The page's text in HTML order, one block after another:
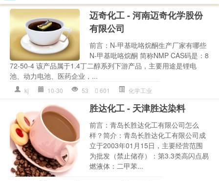
迈奇化工 - 河南迈奇化学股份
有限公司
前言：N-甲基吡咯烷酮生产厂家有哪些
N-甲基吡咯烷酮 简称NMP CAS码是：8
72-50-4 该产品属于1.4丁二醇系列下游产品，主要用途是锂电
池、动力电池、医药企业，...
kj 10-30 53 601 化学工业
胜达化工 - 天津胜达染料
前言：青岛长胜达化工有限公司怎么
样？简介：青岛长胜达化工有限公司成
立于2003年01月15日，主要经营范围
为批发（禁止储存）：第3.3类高闪点易
燃液体：二甲苯...